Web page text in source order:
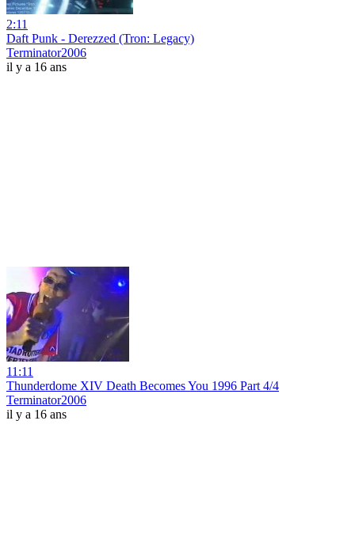
2:11
Daft Punk - Derezzed (Tron: Legacy)
Terminator2006
il y a 16 ans
11:11
Thunderdome XIV Death Becomes You 1996 Part 4/4
Terminator2006
il y a 16 ans